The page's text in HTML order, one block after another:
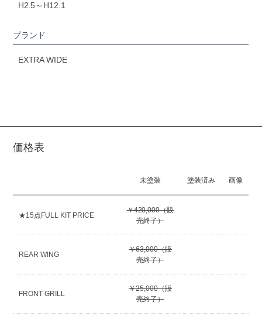
H2.5～H12.1
ブランド
EXTRA WIDE
価格表
未塗装 塗装済み 画像
★15点FULL KIT PRICE
￥420,000（販
売終了）
REAR WING
￥63,000（販
売終了）
FRONT GRILL
￥25,000（販
売終了）